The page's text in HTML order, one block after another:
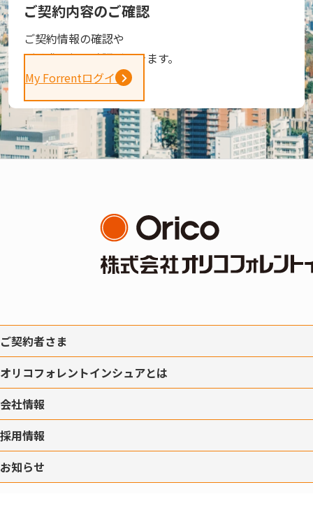
ご契約内容のご確認
ご契約情報の確認や
ご請求金額の確認ができます。
My Forrentログイン
ご契約者さま
オリコフォレントインシュアとは
会社情報
採用情報
お知らせ